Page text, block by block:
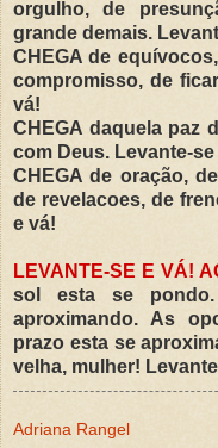
orgulho, de
grande demais.
CHEGA de equívocos
compromisso, de
vá!
CHEGA daquela paz
com Deus. Levante-se
CHEGA de oração,
de revelacoes, de
e vá!
LEVANTE-SE E VÁ!
sol esta se
aproximando. As
prazo esta se
velha, mulher!
Adriana Rangel